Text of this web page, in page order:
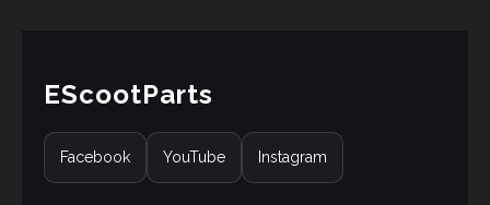
EScootParts
Facebook YouTube Instagram